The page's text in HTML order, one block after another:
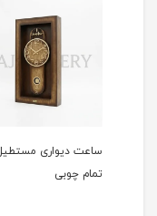
تمام چوبی